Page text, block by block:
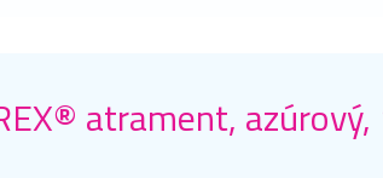
atrament,